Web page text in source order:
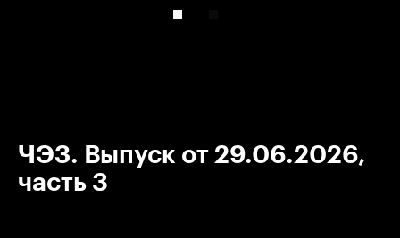
ЧЭЗ. Выпуск от 29.06.2026,
часть 3